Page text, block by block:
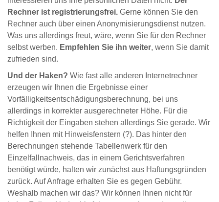
Rechner ist registrierungsfrei. Gerne können Sie den
Rechner auch über einen Anonymisierungsdienst nutzen.
Was uns allerdings freut, wäre, wenn Sie für den Rechner
selbst werben. Empfehlen Sie ihn weiter, wenn Sie damit
zufrieden sind.
Und der Haken? Wie fast alle anderen Internetrechner
erzeugen wir Ihnen die Ergebnisse einer
Vorfälligkeitsentschädigungsberechnung, bei uns
allerdings in korrekter ausgerechneter Höhe. Für die
Richtigkeit der Eingaben stehen allerdings Sie gerade. Wir
helfen Ihnen mit Hinweisfenstern (?). Das hinter den
Berechnungen stehende Tabellenwerk für den
Einzelfallnachweis, das in einem Gerichtsverfahren
benötigt würde, halten wir zunächst aus Haftungsgründen
zurück. Auf Anfrage erhalten Sie es gegen Gebühr.
Weshalb machen wir das? Wir können Ihnen nicht für